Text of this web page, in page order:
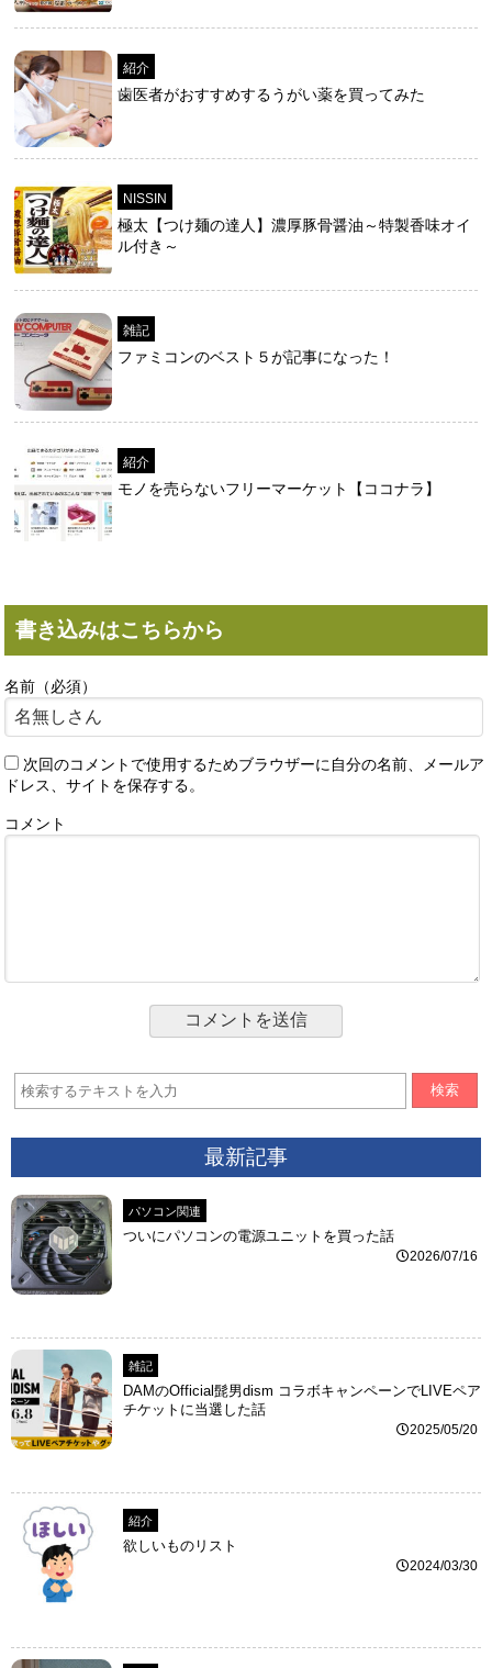
紹介
歯医者がおすすめするうがい薬を買ってみた
NISSIN
極太【つけ麺の達人】濃厚豚骨醤油～特製香味オイ
ル付き～
雑記
ファミコンのベスト５が記事になった！
紹介
モノを売らないフリーマーケット【ココナラ】
書き込みはこちらから
名前（必須）
次回のコメントで使用するためブラウザーに自分の名前、メールア
ドレス、サイトを保存する。
コメント
検索
最新記事
パソコン関連
ついにパソコンの電源ユニットを買った話
2026/07/16
雑記
DAMのOfficial髭男dism コラボキャンペーンでLIVEペア
チケットに当選した話
2025/05/20
紹介
欲しいものリスト
2024/03/30